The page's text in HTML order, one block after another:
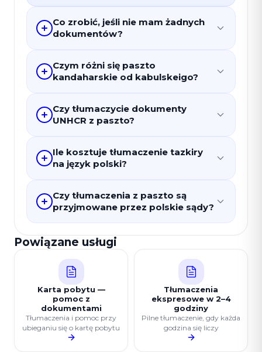
Co zrobić, jeśli nie mam żadnych
dokumentów?
Czym różni się paszto
kandaharskie od kabulskeigo?
Czy tłumaczycie dokumenty
UNHCR z paszto?
Ile kosztuje tłumaczenie tazkiry
na język polski?
Czy tłumaczenia z paszto są
przyjmowane przez polskie sądy?
Powiązane usługi
Karta pobytu —
pomoc z
dokumentami
Tłumaczenia i pomoc przy
ubieganiu się o kartę pobytu
Tłumaczenia
ekspresowe w 2–4
godziny
Pilne tłumaczenie, gdy każda
godzina się liczy